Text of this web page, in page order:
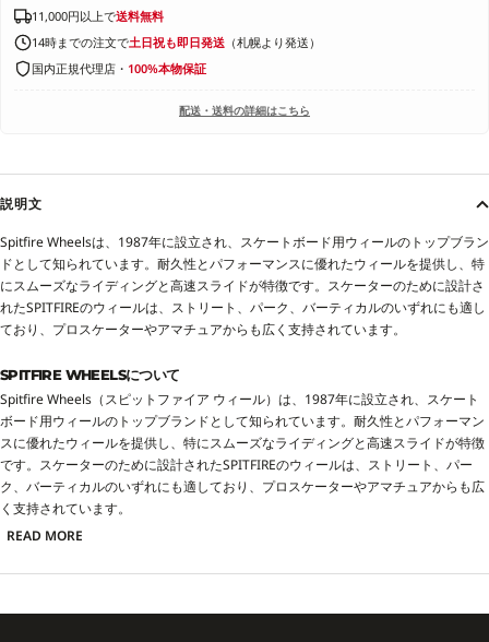
11,000円以上で送料無料
14時までの注文で土日祝も即日発送 （札幌より発送）
国内正規代理店・ 100%本物保証
配送・送料の詳細はこちら
説明文
Spitfire Wheelsは、 1987年に設立され、スケートボード用ウィールのトップブラン
ドとして知られています。耐久性とパフォーマンスに優れたウィールを提供し、特
にスムーズなライディングと高速スライドが特徴です。スケーターのために設計さ
れたSPITFIREのウィールは、ストリート、パーク、バーティカルのいずれにも適し
ており、プロスケーターやアマチュアからも広く支持されています。
SPITFIRE WHEELSについて
Spitfire Wheels（スピットファイア ウィール）は、1987年に設立され、スケート
ボード用ウィールのトップブランドとして知られています。耐久性とパフォーマン
スに優れたウィールを提供し、特にスムーズなライディングと高速スライドが特徴
です。スケーターのために設計されたSPITFIREのウィールは、ストリート、パー
ク、バーティカルのいずれにも適しており、プロスケーターやアマチュアからも広
く支持されています。
READ MORE